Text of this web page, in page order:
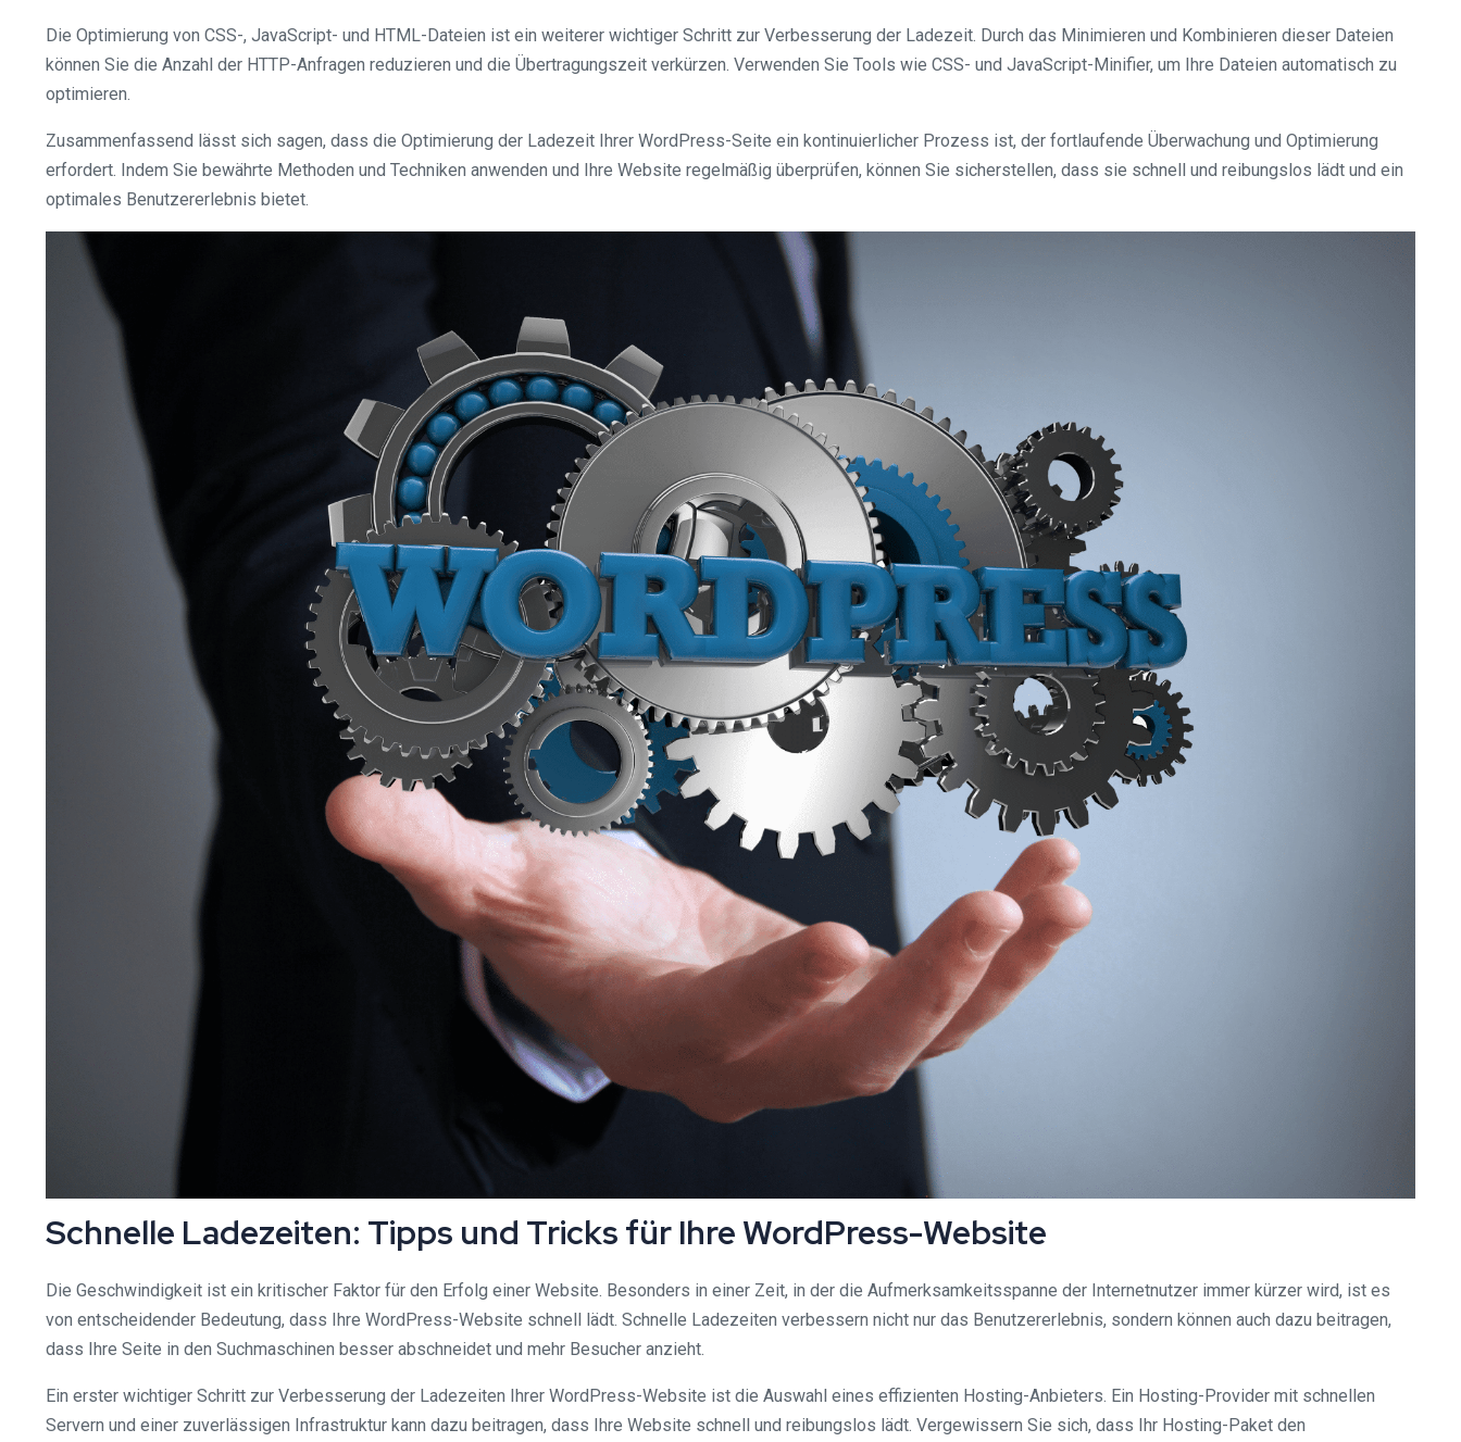
Die Optimierung von CSS-, JavaScript- und HTML-Dateien ist ein weiterer wichtiger Schritt zur Verbesserung der Ladezeit. Durch das Minimieren und Kombinieren dieser Dateien
können Sie die Anzahl der HTTP-Anfragen reduzieren und die Übertragungszeit verkürzen. Verwenden Sie Tools wie CSS- und JavaScript-Minifier, um Ihre Dateien automatisch zu
optimieren.
Zusammenfassend lässt sich sagen, dass die Optimierung der Ladezeit Ihrer WordPress-Seite ein kontinuierlicher Prozess ist, der fortlaufende Überwachung und Optimierung
erfordert. Indem Sie bewährte Methoden und Techniken anwenden und Ihre Website regelmäßig überprüfen, können Sie sicherstellen, dass sie schnell und reibungslos lädt und ein
optimales Benutzererlebnis bietet.
Schnelle Ladezeiten: Tipps und Tricks für Ihre WordPress-Website
Die Geschwindigkeit ist ein kritischer Faktor für den Erfolg einer Website. Besonders in einer Zeit, in der die Aufmerksamkeitsspanne der Internetnutzer immer kürzer wird, ist es
von entscheidender Bedeutung, dass Ihre WordPress-Website schnell lädt. Schnelle Ladezeiten verbessern nicht nur das Benutzererlebnis, sondern können auch dazu beitragen,
dass Ihre Seite in den Suchmaschinen besser abschneidet und mehr Besucher anzieht.
Ein erster wichtiger Schritt zur Verbesserung der Ladezeiten Ihrer WordPress-Website ist die Auswahl eines effizienten Hosting-Anbieters. Ein Hosting-Provider mit schnellen
Servern und einer zuverlässigen Infrastruktur kann dazu beitragen, dass Ihre Website schnell und reibungslos lädt. Vergewissern Sie sich, dass Ihr Hosting-Paket den